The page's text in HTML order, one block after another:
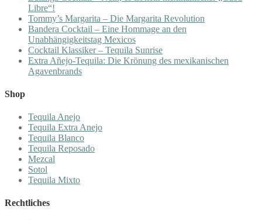
Libre“!
Tommy’s Margarita – Die Margarita Revolution
Bandera Cocktail – Eine Hommage an den
Unabhängigkeitstag Mexicos
Cocktail Klassiker – Tequila Sunrise
Extra Añejo-Tequila: Die Krönung des mexikanischen
Agavenbrands
Shop
Tequila Anejo
Tequila Extra Anejo
Tequila Blanco
Tequila Reposado
Mezcal
Sotol
Tequila Mixto
Rechtliches